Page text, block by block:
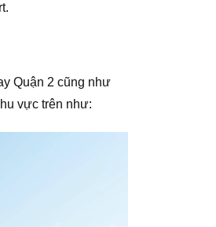
Quận 2 cũng như
vực trên như: